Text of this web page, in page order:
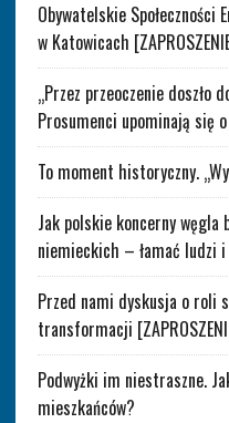
Obywatelskie
w Katowicach
„Przez przeoczenie doszło
Prosumenci upominają się
To moment historyczny.
Jak polskie koncerny węgla
niemieckich – łamać ludzi
Przed nami dyskusja o roli
transformacji
Podwyżki im niestraszne.
mieszkańców?